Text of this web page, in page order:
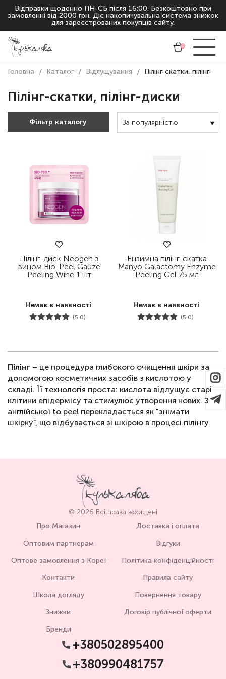
Відправки щоденно ПН-СБ після 16:00. Безкоштовно при
замовленні від 2000 грн. Діє накопичувальна система знижок
для зареєстрованих покупців сайту.
0
Головна Каталог Відлущування Пілінг-скатки, пілінг-
Пілінг-скатки, пілінг-диски
Фільтр каталогу За популярністю
Ціна
Тип шкіри
Функція
Бренд
Пілінг-диск Neogen з
вином Bio-Peel Gauze
Peeling Wine 1 шт
Немає в наявності
(5.0)
Ензимна пілінг-скатка
Manyo Galactomy Enzyme
Peeling Gel 75 мл
Немає в наявності
(5.0)
Пілінг – це процедура глибокого очищення шкіри за
допомогою косметичних засобів з кислотою у
складі. Її технологія проста: кислота відлущує старі
клітини епідермісу та стимулює утворення нових. З
англійської to peel перекладається як "знімати
шкірку", що відбувається зі шкірою в процесі пілінгу.
© 2026 Всі права захищені
Про Магазин
Оптовим партнерам
Оптове замовлення з Кореї
Контакти
Школа догляду
Знижки
Бренди
Доставка і оплата
Відгуки
Політика конфіденційності
Правила сайту
Повернення товару
Договір публічної оферти
+380502895400
+380990481757